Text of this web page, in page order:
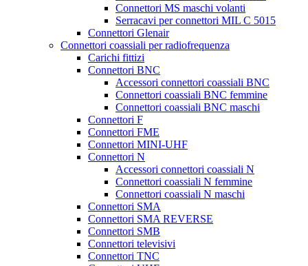
Connettori MS maschi volanti
Serracavi per connettori MIL C 5015
Connettori Glenair
Connettori coassiali per radiofrequenza
Carichi fittizi
Connettori BNC
Accessori connettori coassiali BNC
Connettori coassiali BNC femmine
Connettori coassiali BNC maschi
Connettori F
Connettori FME
Connettori MINI-UHF
Connettori N
Accessori connettori coassiali N
Connettori coassiali N femmine
Connettori coassiali N maschi
Connettori SMA
Connettori SMA REVERSE
Connettori SMB
Connettori televisivi
Connettori TNC